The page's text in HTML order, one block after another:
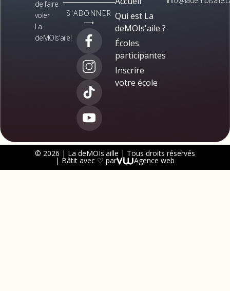
de faire
voler
La
deMOIs’aile!
S'ABONNER
⟶
Qui est La
deMOIs'aile ?
Écoles
participantes
Inscrire
votre école
© 2026 | La deMOIs'aille | Tous droits réservés
| Bâtit avec ♡ par Agence web